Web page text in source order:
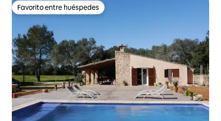
Favorito entre huéspedes
Favorito entre huéspedes